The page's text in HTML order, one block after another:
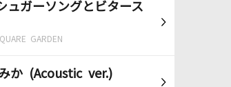
ュガーソングとビタース
GARDEN
か (Acoustic ver.)